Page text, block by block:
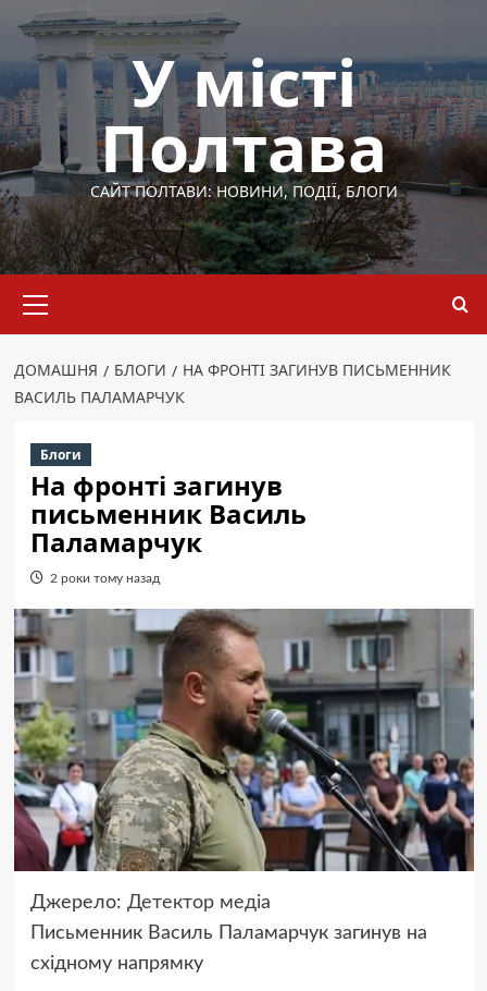
Перейти
вмісту
У місті
Полтава
САЙТ ПОЛТАВИ: НОВИНИ, ПОДІЇ, БЛОГИ
меню
ДОМАШНЯ БЛОГИ
НА ФРОНТІ ЗАГИНУВ ПИСЬМЕННИК
ВАСИЛЬ ПАЛАМАРЧУК
Блоги
На фронті загинув
письменник Василь
Паламарчук
2 роки тому назад
Джерело: Детектор медіа
Письменник Василь Паламарчук загинув на
східному напрямку